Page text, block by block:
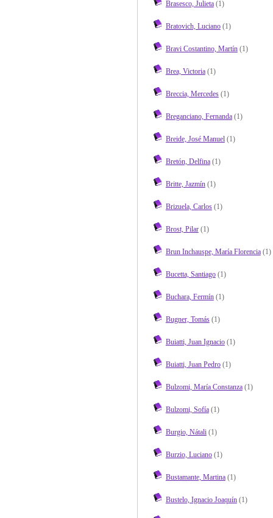
Brasesco, Julieta(1)
Bratovich, Luciano(1)
Bravi Costantino, Martín(1)
Brea, Victoria(1)
Breccia, Mercedes(1)
Breganciano, Fernanda(1)
Breide, José Manuel(1)
Bretón, Delfina(1)
Britte, Jazmín(1)
Brizuela, Carlos(1)
Brost, Pilar(1)
Brun Inchauspe, María Florencia(1)
Bucetta, Santiago(1)
Buchara, Fermín(1)
Bugner, Tomás(1)
Buiatti, Juan Ignacio(1)
Buiatti, Juan Pedro(1)
Bulzomi, María Constanza(1)
Bulzomi, Sofía(1)
Burgio, Nátali(1)
Burzio, Luciano(1)
Bustamante, Martina(1)
Bustelo, Ignacio Joaquín(1)